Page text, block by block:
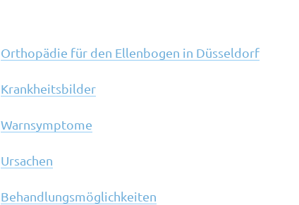
Orthopädie für den Ellenbogen in Düsseldorf
Krankheitsbilder
Warnsymptome
Ursachen
Behandlungsmöglichkeiten